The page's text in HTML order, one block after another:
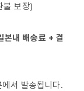
불 보장)
본내 배송료 + 결
에서 발송됩니다.